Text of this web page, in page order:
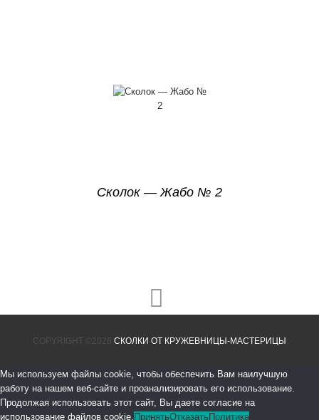
Сколок — Жабо № 2
COPYRIGHT ©2026 СКОЛКИ ОТ КРУЖЕВНИЦЫ-МАСТЕРИЦЫ
Мы используем файлы cookie, чтобы обеспечить Вам наилучшую
работу на нашем веб-сайте и проанализировать его использование.
Продолжая использовать этот сайт, Вы даете согласие на
использование файлов cookie. ПринятьОтказать Политика